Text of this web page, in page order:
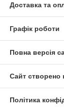
Доставка та
Графік роботи
Повна версія
Сайт створено
Політика